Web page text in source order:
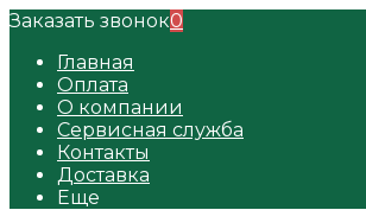
Заказать звонок0
Главная
Оплата
О компании
Сервисная служба
Контакты
Доставка
Еще